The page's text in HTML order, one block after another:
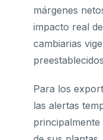
márgenes
impacto real
cambiarias
Para los
las alertas